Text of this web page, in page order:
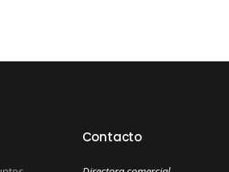
Contacto